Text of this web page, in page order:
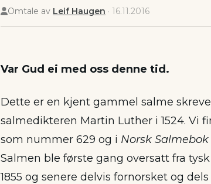
Omtale av Leif Haugen ·16.11.2016
Var Gud ei med oss denne tid.
Dette er en kjent gammel salme
salmedikteren Martin Luther i 1524. Vi
som nummer 629 og i Norsk Salmebok
Salmen ble første gang oversatt fra
1855 og senere delvis fornorsket og